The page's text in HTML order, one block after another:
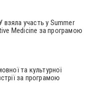
участь у Summer
Medicine за програмою
та культурної
за програмою